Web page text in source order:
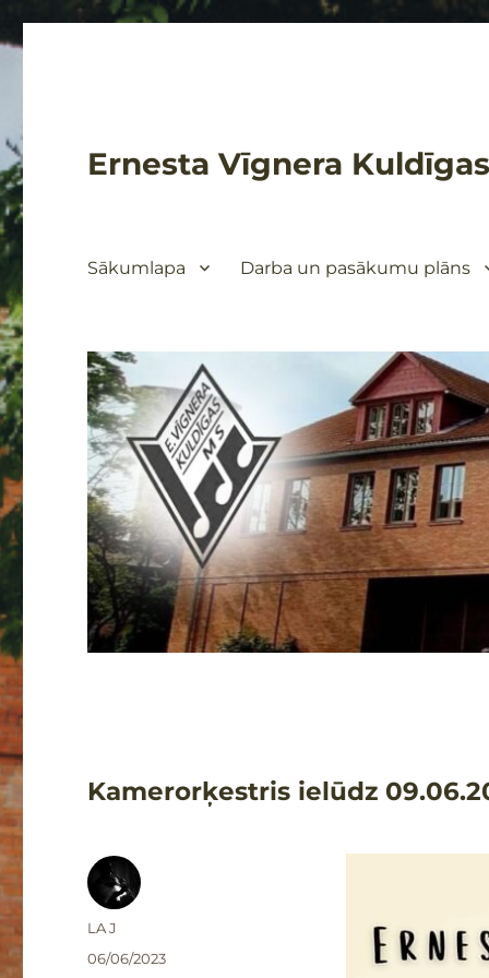
Ernesta Vīgnera
Sākumlapa Darba un pasākumu plāns
Kamerorķestris ielūdz
Autors
LA J
Publicēts
06/06/2023